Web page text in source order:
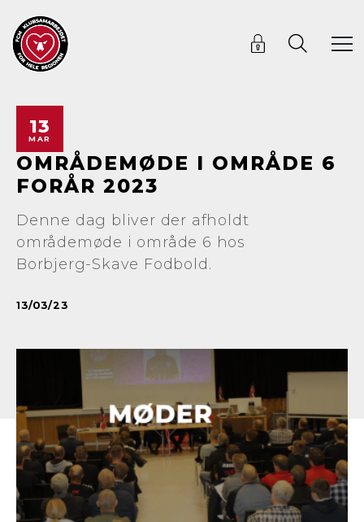
13
MAR
OMRÅDEMØDE I OMRÅDE 6
FORÅR 2023
Denne dag bliver der afholdt
områdemøde i område 6 hos
Borbjerg-Skave Fodbold.
13/03/23